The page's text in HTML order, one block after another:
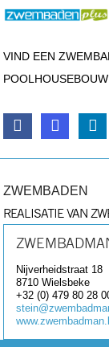
VIND EEN
ZWEMBADEN
REALISATIE VAN
Nijverheidstraat 18
8710Wielsbeke
+32 (0) 479 80 28